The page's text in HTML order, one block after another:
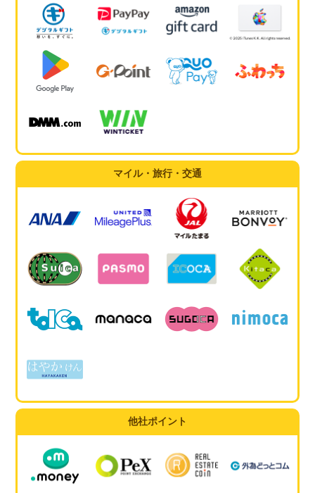
マイル・旅行・交通
他社ポイント